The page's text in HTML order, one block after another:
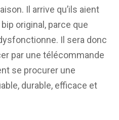
Il arrive qu’ils aient
original, parce que
Il sera donc
par une télécommande
se procurer une
durable, efficace et